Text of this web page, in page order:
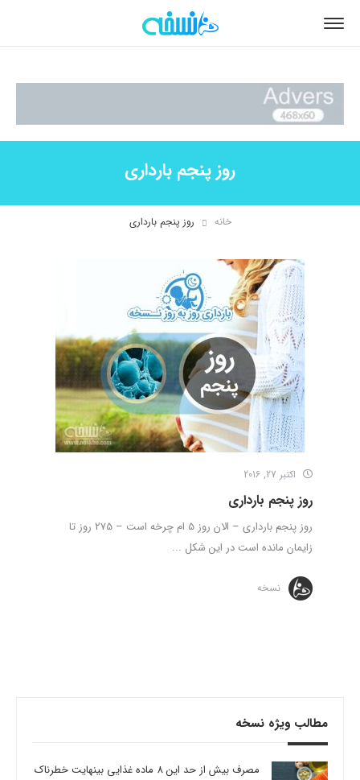
روز پنجم بارداری
خانه روز پنجم بارداری
اکتبر 27, 2016
روز پنجم بارداری
روز پنجم بارداری – الان روز 5 ام چرخه است – 275 روز تا
زایمان مانده است در این شکل ...
نسخه
مطالب ویژه نسخه
مصرف بیش از حد این 8 ماده غذایی بینهایت خطرناک